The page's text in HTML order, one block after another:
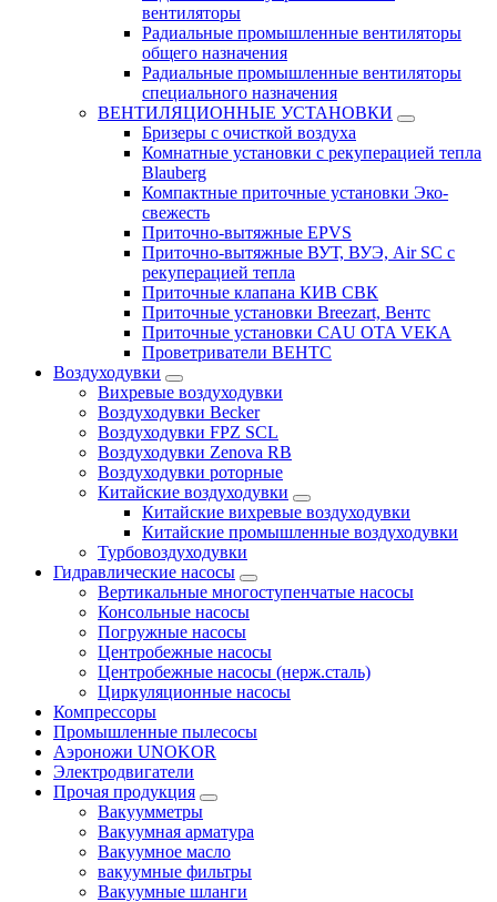
вентиляторы
Радиальные промышленные вентиляторы
общего назначения
Радиальные промышленные вентиляторы
специального назначения
ВЕНТИЛЯЦИОННЫЕ УСТАНОВКИ
Бризеры с очисткой воздуха
Комнатные установки с рекуперацией тепла
Blauberg
Компактные приточные установки Эко-
свежесть
Приточно-вытяжные EPVS
Приточно-вытяжные ВУТ, ВУЭ, Air SC с
рекуперацией тепла
Приточные клапана КИВ СВК
Приточные установки Breezart, Вентс
Приточные установки CAU OTA VEKA
Проветриватели ВЕНТС
Воздуходувки
Вихревые воздуходувки
Воздуходувки Becker
Воздуходувки FPZ SCL
Воздуходувки Zenova RB
Воздуходувки роторные
Китайские воздуходувки
Китайские вихревые воздуходувки
Китайские промышленные воздуходувки
Турбовоздуходувки
Гидравлические насосы
Вертикальные многоступенчатые насосы
Консольные насосы
Погружные насосы
Центробежные насосы
Центробежные насосы (нерж.сталь)
Циркуляционные насосы
Компрессоры
Промышленные пылесосы
Аэроножи UNOKOR
Электродвигатели
Прочая продукция
Вакуумметры
Вакуумная арматура
Вакуумное масло
вакуумные фильтры
Вакуумные шланги